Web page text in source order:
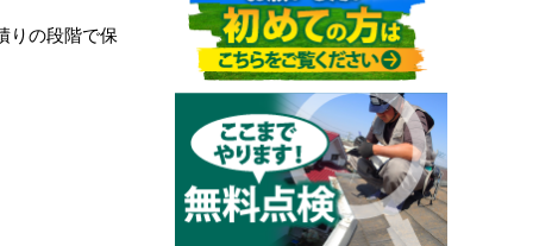
りの段階で保